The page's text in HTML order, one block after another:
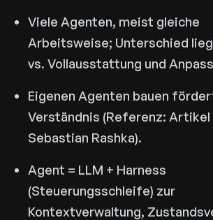
Viele Agenten, meist gleiche
Arbeitsweise; Unterschied
vs. Vollausstattung und
Eigenen Agenten bauen
Verständnis (Referenz: Artikel
Sebastian Rashka).
Agent = LLM + Harness
(Steuerungsschleife) zur
Kontextverwaltung,